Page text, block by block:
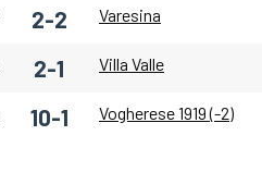
2-2 Varesina
2-1 Villa Valle
10-1 Vogherese 1919 (-2)